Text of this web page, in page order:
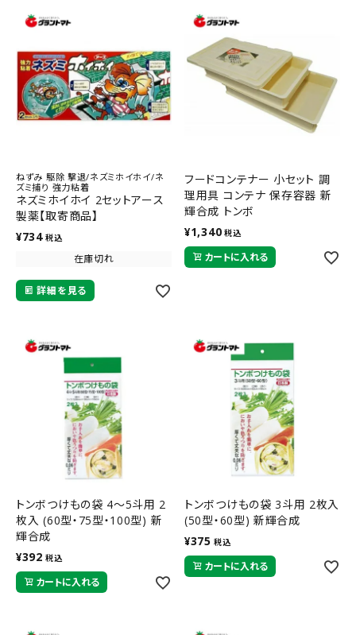
ねずみ 駆除 撃退/ネズミホイホイ/ネ
ズミ捕り 強力粘着
ネズミホイホイ 2セットアース
製薬【取寄商品】
¥734 税込
在庫切れ
詳細を見る
フードコンテナー 小セット 調
理用具 コンテナ 保存容器 新
輝合成 トンボ
¥1,340 税込
カートに入れる
トンボつけもの袋 4～5斗用 2
枚入 (60型・75型・100型) 新
輝合成
¥392 税込
カートに入れる
トンボつけもの袋 3斗用 2枚入
(50型・60型) 新輝合成
¥375 税込
カートに入れる